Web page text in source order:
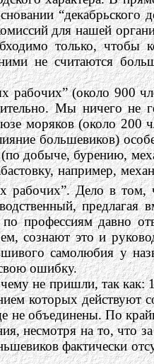
“декабрьского
для нашей
только, чтобы
не считаются
(около 900
Мы ничего не
моряков (около 200
большевиков)
добыче, бурению,
например,
рабочих”. Дело в том,
профессиям давно
сознают это и
самолюбия у
ошибку.
не пришли, так как:
которых
объединены. По
несмотря на то, что
фактически